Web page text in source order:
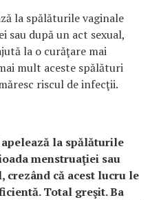
la spălăturile vaginale
sau după un act sexual,
la o curăţare mai
mult aceste spălături
riscul de infecţii.
la spălăturile
menstruaţiei sau
crezând că acest lucru le
Total greşit. Ba